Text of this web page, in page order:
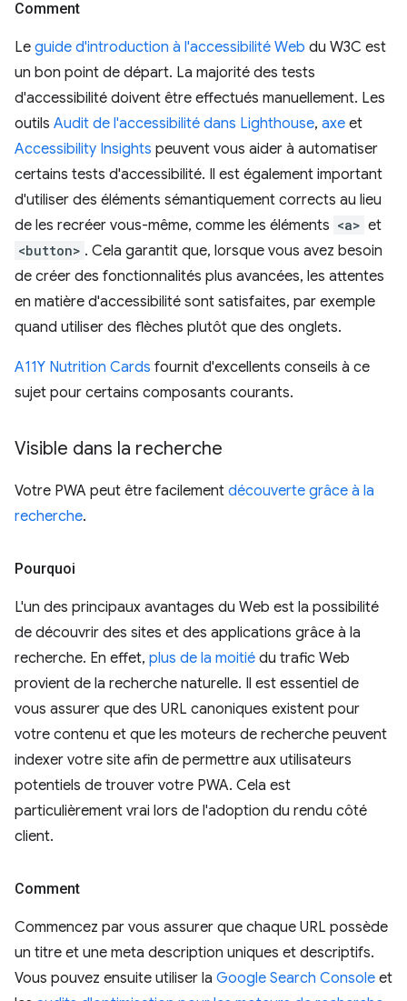
Comment
Le guide d'introduction à l'accessibilité Web du W3C est
un bon point de départ. La majorité des tests
d'accessibilité doivent être effectués manuellement. Les
outils Audit de l'accessibilité dans Lighthouse, axe et
Accessibility Insights peuvent vous aider à automatiser
certains tests d'accessibilité. Il est également important
d'utiliser des éléments sémantiquement corrects au lieu
de les recréer vous-même, comme les éléments <a> et
<button> . Cela garantit que, lorsque vous avez besoin
de créer des fonctionnalités plus avancées, les attentes
en matière d'accessibilité sont satisfaites, par exemple
quand utiliser des flèches plutôt que des onglets.
A11Y Nutrition Cards fournit d'excellents conseils à ce
sujet pour certains composants courants.
Visible dans la recherche
Votre PWA peut être facilement découverte grâce à la
recherche.
Pourquoi
L'un des principaux avantages du Web est la possibilité
de découvrir des sites et des applications grâce à la
recherche. En effet, plus de la moitié du trafic Web
provient de la recherche naturelle. Il est essentiel de
vous assurer que des URL canoniques existent pour
votre contenu et que les moteurs de recherche peuvent
indexer votre site afin de permettre aux utilisateurs
potentiels de trouver votre PWA. Cela est
particulièrement vrai lors de l'adoption du rendu côté
client.
Comment
Commencez par vous assurer que chaque URL possède
un titre et une meta description uniques et descriptifs.
Vous pouvez ensuite utiliser la Google Search Console et